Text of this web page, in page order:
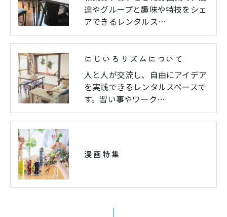
達やグループと趣味や特技をシェ
アできるレンタルス…
にじいろリズムについて
人と人が交流し、自由にアイデア
を実践できるレンタルスペースで
す。習い事やワーク…
漫画特集